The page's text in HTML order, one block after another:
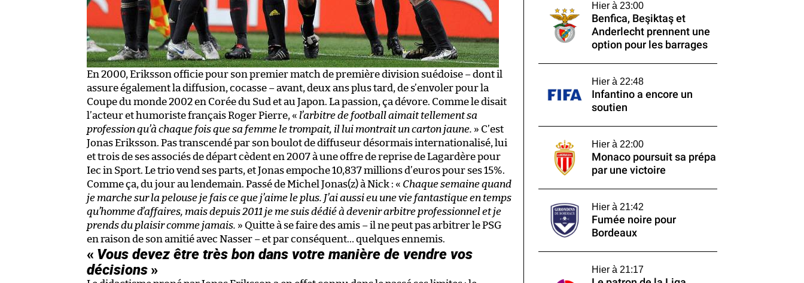
En 2000, Eriksson officie pour son premier match de première division suédoise – dont il
assure également la diffusion, cocasse – avant, deux ans plus tard, de s’envoler pour la
Coupe du monde 2002 en Corée du Sud et au Japon. La passion, ça dévore. Comme le disait
l’acteur et humoriste français Roger Pierre, « l’arbitre de football aimait tellement sa
profession qu’à chaque fois que sa femme le trompait, il lui montrait un carton jaune. » C’est
Jonas Eriksson. Pas transcendé par son boulot de diffuseur désormais internationalisé, lui
et trois de ses associés de départ cèdent en 2007 à une offre de reprise de Lagardère pour
Iec in Sport. Le trio vend ses parts, et Jonas empoche 10,837 millions d’euros pour ses 15%.
Comme ça, du jour au lendemain. Passé de Michel Jonas(z) à Nick : « Chaque semaine quand
je marche sur la pelouse je fais ce que j’aime le plus. J’ai aussi eu une vie fantastique en temps
qu’homme d’affaires, mais depuis 2011 je me suis dédié à devenir arbitre professionnel et je
prends du plaisir comme jamais. » Quitte à se faire des amis – il ne peut pas arbitrer le PSG
en raison de son amitié avec Nasser – et par conséquent… quelques ennemis.
« Vous devez être très bon dans votre manière de vendre vos
décisions»
Hier à 23:00
Benfica, Beşiktaş et
Anderlecht prennent une
option pour les barrages
Hier à 22:48
Infantino a encore un
soutien
Hier à 22:00
Monaco poursuit sa prépa
par une victoire
Hier à 21:42
Fumée noire pour
Bordeaux
Hier à 21:17